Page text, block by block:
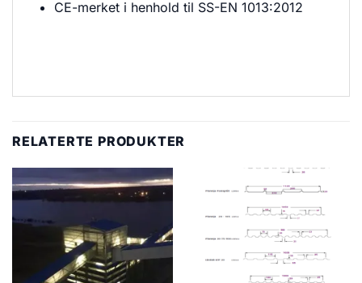
CE-merket i henhold til SS-EN 1013:2012
RELATERTE PRODUKTER